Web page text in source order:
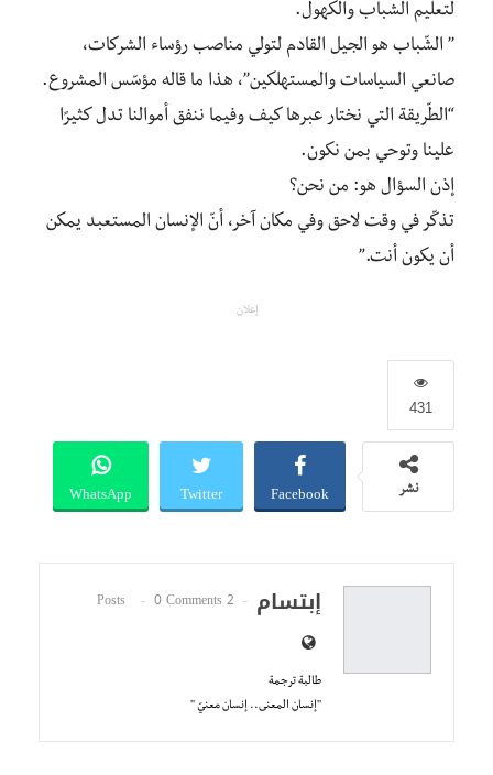
لتعليم الشباب والكهول.
’’ الشّباب هو الجيل القادم لتولي مناصب رؤساء الشركات،
صانعي السياسات والمستهلكين’’، هذا ما قاله مؤسّس المشروع.
“الطّريقة التي نختار عبرها كيف وفيما ننفق أموالنا تدل كثيرًا
علينا وتوحي بمن نكون.
إذن السؤال هو: من نحن؟
تذكّر في وقت لاحق وفي مكان آخر، أنّ الإنسان المستعبد يمكن
أن يكون أنت.”
إعلان
431
نشر Facebook
Twitter
WhatsApp
إبتسام 2 Posts
0 Comments
طالبة ترجمة
''إنسان المعنى.. إنسان معنيّ ''